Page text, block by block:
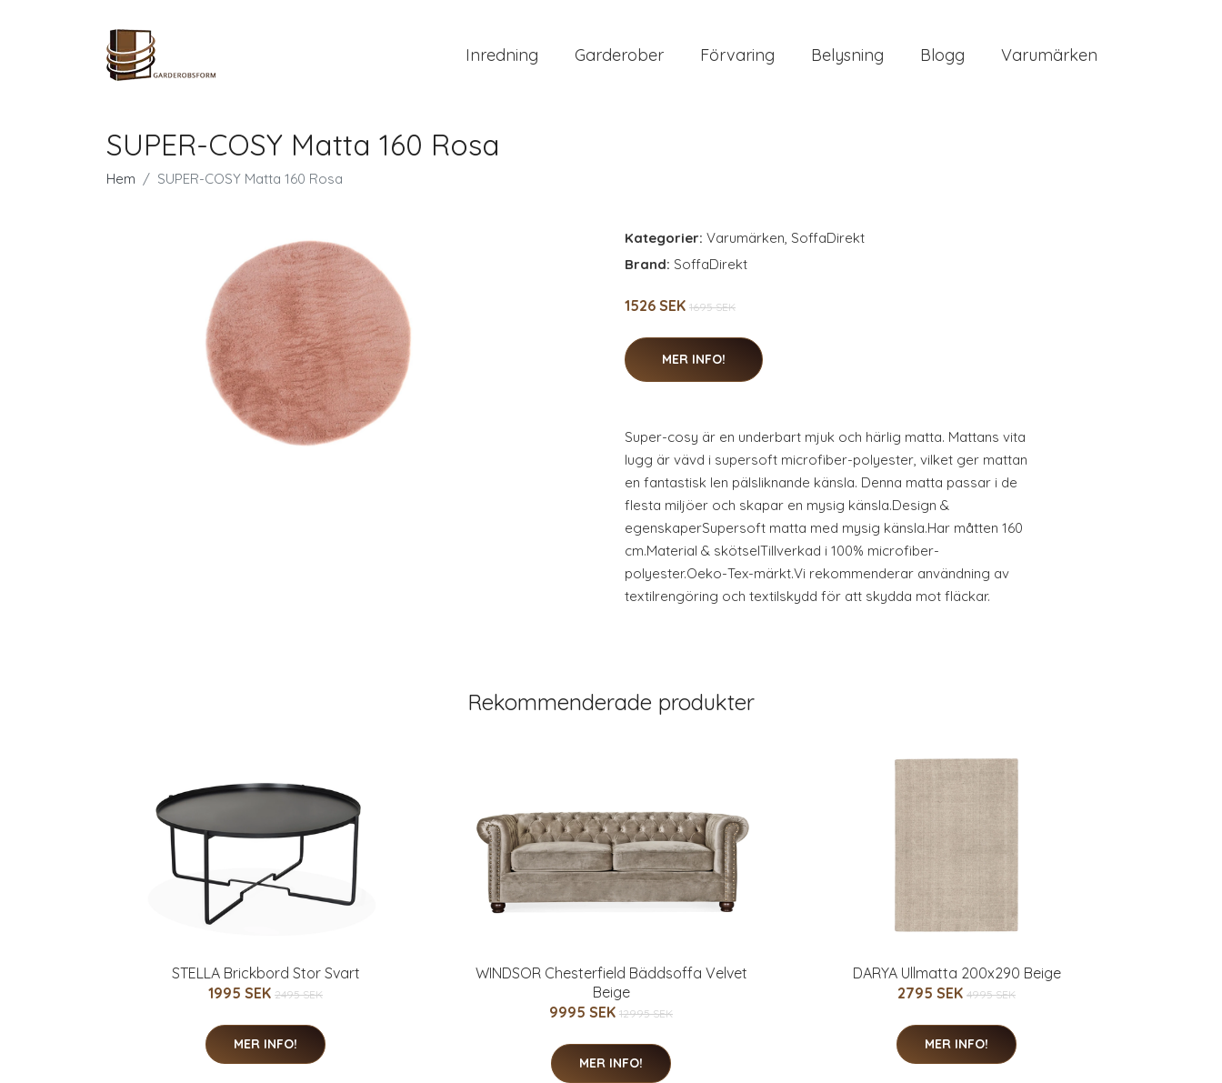
Inredning Garderober Förvaring Belysning Blogg Varumärken
SUPER-COSY Matta 160 Rosa
Hem SUPER-COSY Matta 160 Rosa
Kategorier: Varumärken, SoffaDirekt
Brand: SoffaDirekt
1526 SEK 1695 SEK
MER INFO!
Super-cosy är en underbart mjuk och härlig matta. Mattans vita
lugg är vävd i supersoft microfiber-polyester, vilket ger mattan
en fantastisk len pälsliknande känsla. Denna matta passar i de
flesta miljöer och skapar en mysig känsla.Design &
egenskaperSupersoft matta med mysig känsla.Har måtten 160
cm.Material & skötselTillverkad i 100% microfiber-
polyester.Oeko-Tex-märkt.Vi rekommenderar användning av
textilrengöring och textilskydd för att skydda mot fläckar.
Rekommenderade produkter
STELLA Brickbord Stor Svart
1995 SEK 2495 SEK
MER INFO!
WINDSOR Chesterfield Bäddsoffa Velvet
Beige
9995 SEK 12995 SEK
MER INFO!
DARYA Ullmatta 200x290 Beige
2795 SEK 4995 SEK
MER INFO!